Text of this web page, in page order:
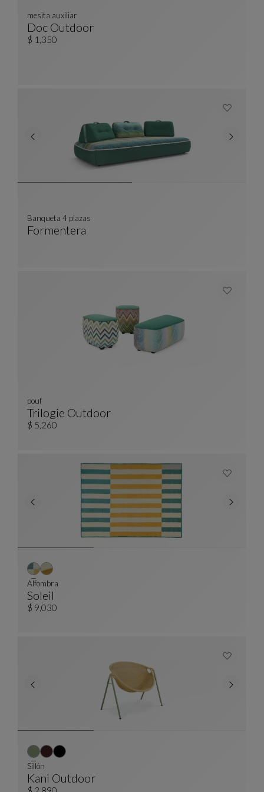
Doc Outdoor
Mesita Auxiliar
Ver Descripción Completa
mesita auxiliar
$ 1,350
Formentera
Banqueta 4 plazas
Trilogie Outdoor
Pouf
Ver Descripción Completa
pouf
$ 5,260
Soleil
Alfombra
Ver Descripción Completa
Alfombra
$ 9,030
Kani Outdoor
Sillón